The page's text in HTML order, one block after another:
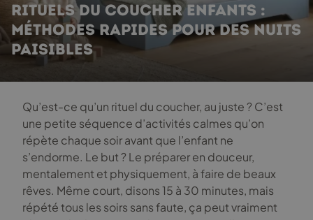
RITUELS DU COUCHER ENFANTS :
MÉTHODES RAPIDES POUR DES NUITS
PAISIBLES
Qu’est-ce qu’un rituel du coucher, au juste ? C’est
une petite séquence d’activités calmes qu’on
répète chaque soir avant que l’enfant ne
s’endorme. Le but ? Le préparer en douceur,
mentalement et physiquement, à faire de beaux
rêves. Même court, disons 15 à 30 minutes, mais
répété tous les soirs sans faute, ça peut vraiment